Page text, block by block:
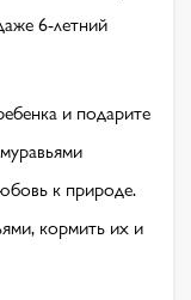
6-летний
и подарите
к природе.
кормить их и